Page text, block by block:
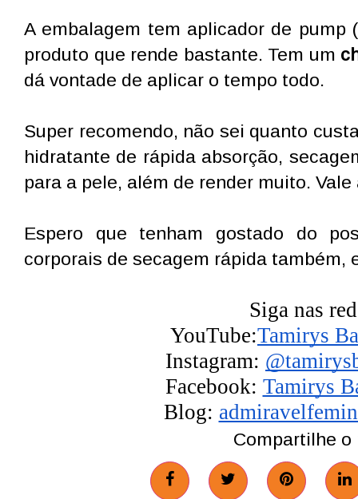
A embalagem tem aplicador de pump
produto que rende bastante. Tem um
dá vontade de aplicar o tempo todo.
Super recomendo, não sei quanto
hidratante de rápida absorção,
para a pele, além de render muito. Vale
Espero que tenham gostado do
corporais de secagem rápida também,
Siga nas
YouTube:Tamirys
Instagram:
Facebook: Tamirys
Blog:
Compartilhe o